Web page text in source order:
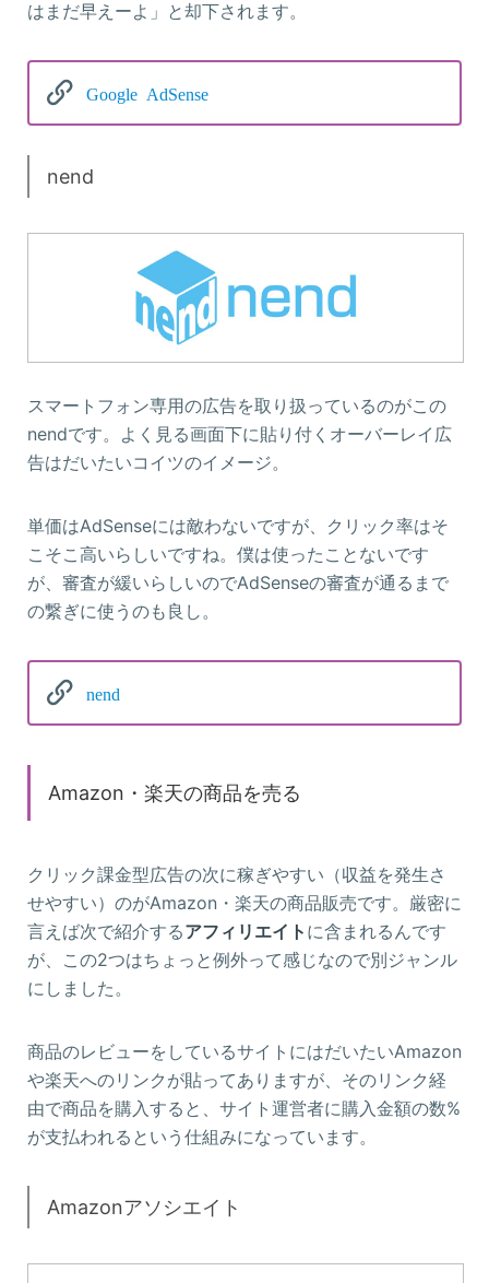
はまだ早えーよ」と却下されます。
Google AdSense
nend
スマートフォン専用の広告を取り扱っているのがこの
nendです。よく見る画面下に貼り付くオーバーレイ広
告はだいたいコイツのイメージ。
単価はAdSenseには敵わないですが、クリック率はそ
こそこ高いらしいですね。僕は使ったことないです
が、審査が緩いらしいのでAdSenseの審査が通るまで
の繋ぎに使うのも良し。
nend
Amazon・楽天の商品を売る
クリック課金型広告の次に稼ぎやすい（収益を発生さ
せやすい）のがAmazon・楽天の商品販売です。厳密に
言えば次で紹介するアフィリエイト に含まれるんです
が、この2つはちょっと例外って感じなので別ジャンル
にしました。
商品のレビューをしているサイトにはだいたいAmazon
や楽天へのリンクが貼ってありますが、そのリンク経
由で商品を購入すると、サイト運営者に購入金額の数%
が支払われるという仕組みになっています。
Amazonアソシエイト